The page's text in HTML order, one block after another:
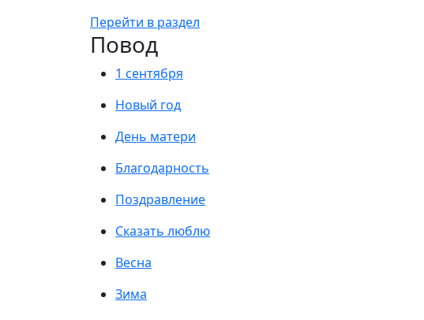
Перейти в раздел
Повод
1 сентября
Новый год
День матери
Благодарность
Поздравление
Сказать люблю
Весна
Зима